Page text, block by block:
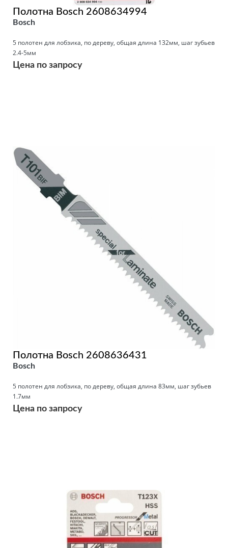
Полотна Bosch 2608634994
Bosch
5 полотен для лобзика, по дереву, общая длина 132мм, шаг зубьев
2.4-5мм
Цена по запросу
Полотна Bosch 2608636431
Bosch
5 полотен для лобзика, по дереву, общая длина 83мм, шаг зубьев
1.7мм
Цена по запросу